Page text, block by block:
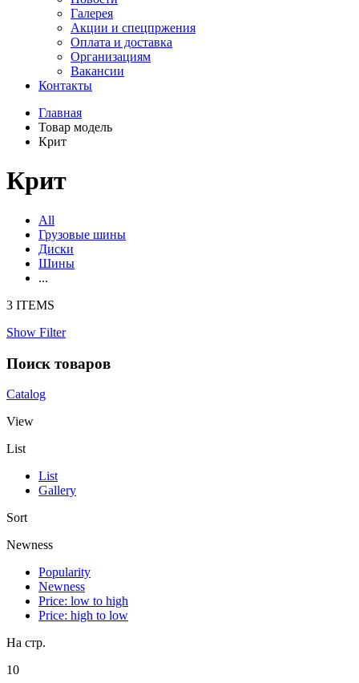
Галерея
Акции и спецпржения
Оплата и доставка
Организациям
Вакансии
Контакты
Главная
Товар модель
Крит
Крит
All
Грузовые шины
Диски
Шины
...
3 ITEMS
Show Filter
Поиск товаров
Catalog
View
List
List
Gallery
Sort
Newness
Popularity
Newness
Price: low to high
Price: high to low
На стр.
10